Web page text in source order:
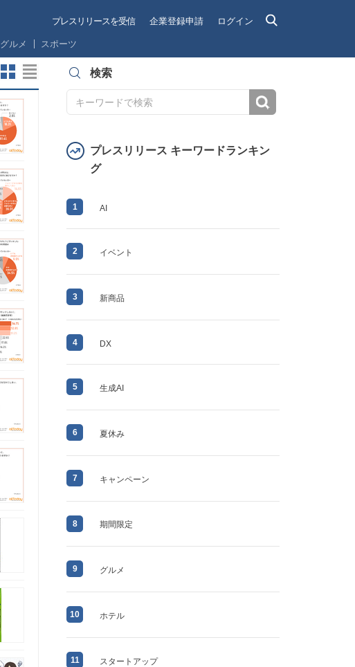
プレスリリースを受信 企業登録申請 ログイン
グルメ スポーツ
検索
プレスリリース キーワードランキン
グ
1 AI
2 イベント
3 新商品
4 DX
5 生成AI
6 夏休み
7 キャンペーン
8 期間限定
9 グルメ
10 ホテル
11 スタートアップ